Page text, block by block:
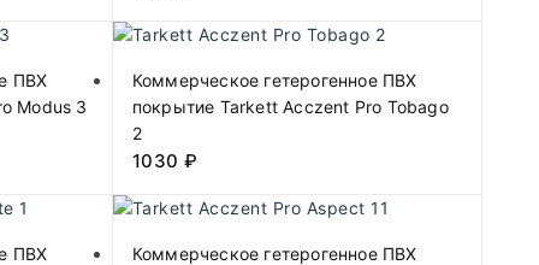
ПВХ
Modus 3
Коммерческое гетерогенное ПВХ
покрытие Tarkett Acczent Pro Tobago
2
1030₽
ПВХ
Коммерческое гетерогенное ПВХ